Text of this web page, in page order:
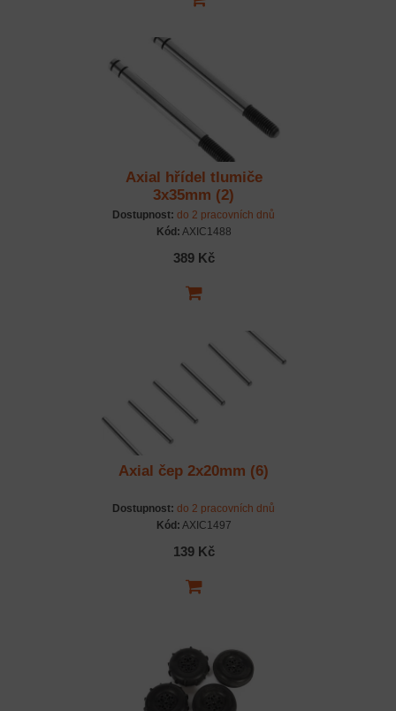
Axial hřídel tlumiče
3x35mm (2)
Dostupnost: do 2 pracovních dnů
Kód: AXIC1488
389 Kč
Axial čep 2x20mm (6)
Dostupnost: do 2 pracovních dnů
Kód: AXIC1497
139 Kč